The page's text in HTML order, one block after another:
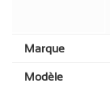
Marque
Modèle